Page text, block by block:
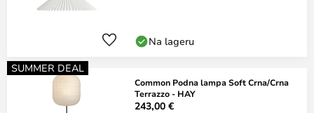
Na lageru
SUMMER DEAL
Common Podna lampa Soft Crna/Crna
Terrazzo - HAY
243,00 €